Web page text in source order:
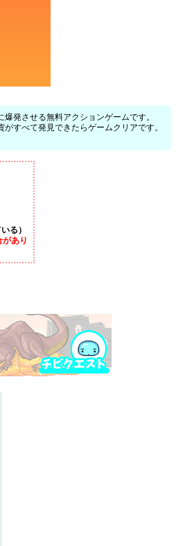
発させる無料アクションゲームです。
すべて発見できたらゲームクリアです。
る）
あり